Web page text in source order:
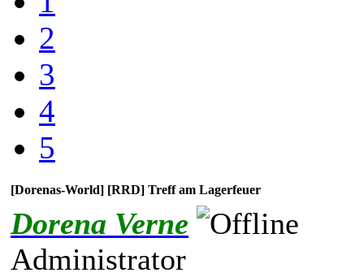
2
3
4
5
[Dorenas-World] [RRD] Treff am Lagerfeuer
Dorena Verne
Administrator